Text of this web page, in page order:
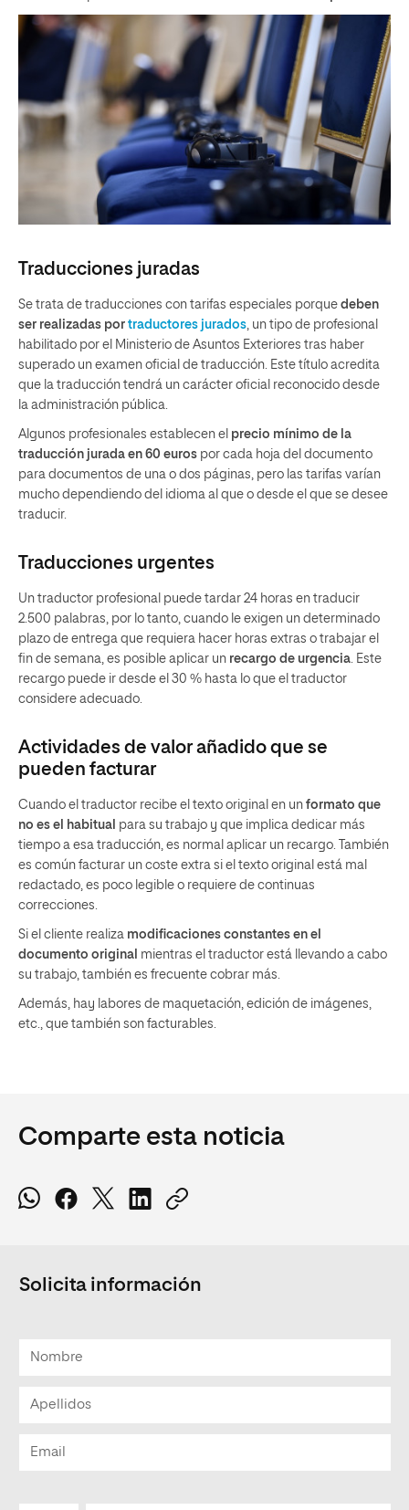
Traducciones juradas
Se trata de traducciones con tarifas especiales porque deben
ser realizadas por traductores jurados , un tipo de profesional
habilitado por el Ministerio de Asuntos Exteriores tras haber
superado un examen oficial de traducción. Este título acredita
que la traducción tendrá un carácter oficial reconocido desde
la administración pública.
Algunos profesionales establecen el precio mínimo de la
traducción jurada en 60 euros por cada hoja del documento
para documentos de una o dos páginas, pero las tarifas varían
mucho dependiendo del idioma al que o desde el que se desee
traducir.
Traducciones urgentes
Un traductor profesional puede tardar 24 horas en traducir
2.500 palabras, por lo tanto, cuando le exigen un determinado
plazo de entrega que requiera hacer horas extras o trabajar el
fin de semana, es posible aplicar un recargo de urgencia . Este
recargo puede ir desde el 30 % hasta lo que el traductor
considere adecuado.
Actividades de valor añadido que se
pueden facturar
Cuando el traductor recibe el texto original en un formato que
no es el habitual para su trabajo y que implica dedicar más
tiempo a esa traducción, es normal aplicar un recargo. También
es común facturar un coste extra si el texto original está mal
redactado, es poco legible o requiere de continuas
correcciones.
Si el cliente realiza modificaciones constantes en el
documento original mientras el traductor está llevando a cabo
su trabajo, también es frecuente cobrar más.
Además, hay labores de maquetación, edición de imágenes,
etc., que también son facturables.
Comparte esta noticia
Solicita información